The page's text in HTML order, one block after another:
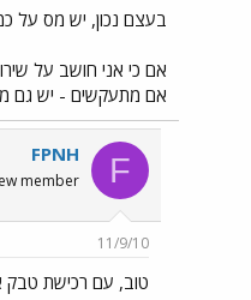
בעצם נכון, יש מס על
אם כי אני חושב על
אם מתעקשים - יש גם
F
FPNH
member
11/9/10
טוב, עם רכישת טבק